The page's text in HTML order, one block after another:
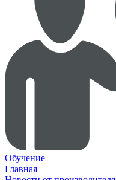
Обучение
Главная